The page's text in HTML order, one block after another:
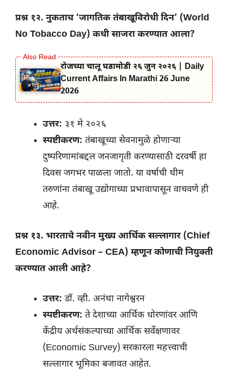
प्रश्न १२. नुकताच ‘जागतिक तंबाखूविरोधी दिन’ (World
No Tobacco Day) कधी साजरा करण्यात आला?
रोजच्या चालू घडामोडी २६ जुन २०२६ | Daily
Current Affairs In Marathi 26 June
2026
उत्तर: ३१ मे २०२६
स्पष्टीकरण: तंबाखूच्या सेवनामुळे होणाऱ्या
दुष्परिणामांबद्दल जनजागृती करण्यासाठी दरवर्षी हा
दिवस जगभर पाळला जातो. या वर्षाची थीम
तरुणांना तंबाखू उद्योगाच्या प्रभावापासून वाचवणे ही
आहे.
प्रश्न १३. भारताचे नवीन मुख्य आर्थिक सल्लागार (Chief
Economic Advisor – CEA) म्हणून कोणाची नियुक्ती
करण्यात आली आहे?
उत्तर: डॉ. व्ही. अनंथा नागेश्वरन
स्पष्टीकरण: ते देशाच्या आर्थिक धोरणांवर आणि
केंद्रीय अर्थसंकल्पाच्या आर्थिक सर्वेक्षणावर
(Economic Survey) सरकारला महत्त्वाची
सल्लागार भूमिका बजावत आहेत.